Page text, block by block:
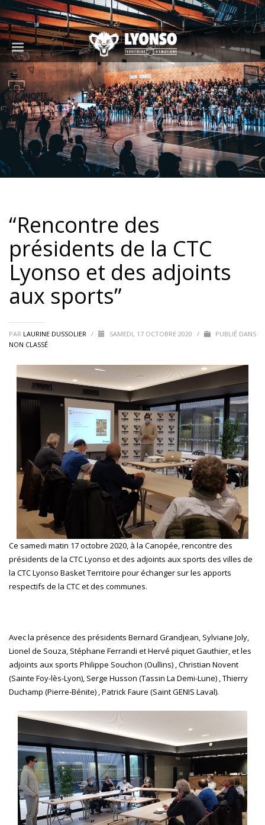
“Rencontre des
présidents de la CTC
Lyonso et des adjoints
aux sports”
PAR LAURINE DUSSOLIER / SAMEDI, 17 OCTOBRE 2020 /
PUBLIÉ DANS
NON CLASSÉ
Ce samedi matin 17 octobre 2020, à la Canopée, rencontre des
présidents de la CTC Lyonso et des adjoints aux sports des villes de
la CTC Lyonso Basket Territoire pour échanger sur les apports
respectifs de la CTC et des communes.
Avec la présence des présidents Bernard Grandjean, Sylviane Joly,
Lionel de Souza, Stéphane Ferrandi et Hervé piquet Gauthier, et les
adjoints aux sports Philippe Souchon (Oullins) , Christian Novent
(Sainte Foy-lès-Lyon), Serge Husson (Tassin La Demi-Lune) , Thierry
Duchamp (Pierre-Bénite) , Patrick Faure (Saint GENIS Laval).